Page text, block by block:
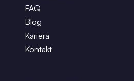
FAQ
Blog
Kariera
Kontakt